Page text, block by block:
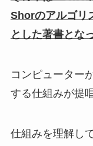
Shorのアルゴリ
とした著書とな
コンピューター
する仕組みが提
仕組みを理解し